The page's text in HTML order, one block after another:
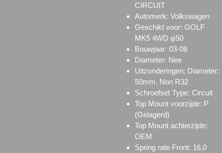
CIRCUIT
Automerk: Volkswagen
Geschikt voor: GOLF
MK5 4WD φ50
Bouwjaar: 03-08
Diameter: Nee
Uitzonderingen: Diameter:
50mm, Non R32
Schroefset Type: Circuit
Top Mount voorzijde: P
(Gelagerd)
Top Mount achterzijde:
OEM
Spring rate Front: 16,0